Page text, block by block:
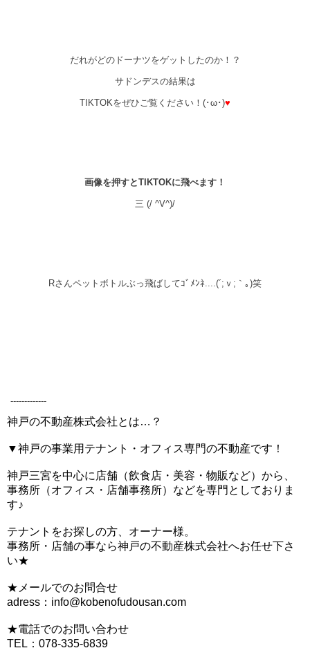
だれがどのドーナツをゲットしたのか！？
サドンデスの結果は
TIKTOKをぜひご覧ください！(･ω･)♥
画像を押すとTIKTOKに飛べます！
三 (/ ^V^)/
Rさんペットボトルぶっ飛ばしてｺﾞﾒﾝﾈ....(´;ｖ;｀｡)笑
-------------
神戸の不動産株式会社とは…？
▼神戸の事業用テナント・オフィス専門の不動産です！
神戸三宮を中心に店舗（飲食店・美容・物販など）から、
事務所（オフィス・店舗事務所）などを専門としておりま
す♪
テナントをお探しの方、オーナー様。
事務所・店舗の事なら神戸の不動産株式会社へお任せ下さ
い★
★メールでのお問合せ
adress：info@kobenofudousan.com
★電話でのお問い合わせ
TEL：078-335-6839